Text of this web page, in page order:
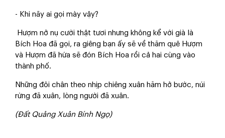
- Khi nãy ai gọi mày vậy?
Hượm nở nụ cười thật tươi nhưng không kể với già là
Bích Hoa đã gọi, ra giêng bạn ấy sẽ về thăm quê Hượm
và Hượm đã hứa sẽ đón Bích Hoa rồi cả hai cùng vào
thành phố.
Những đôi chân theo nhịp chiêng xuân hăm hở bước, núi
rừng đã xuân, lòng người đã xuân.
(Đất Quảng Xuân Bính Ngọ)